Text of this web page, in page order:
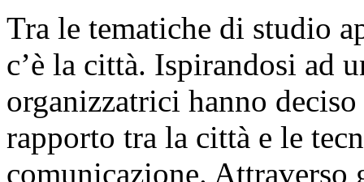
Tra le tematiche di studio
c’è la città. Ispirandosi ad
organizzatrici hanno
rapporto tra la città e le
comunicazione.